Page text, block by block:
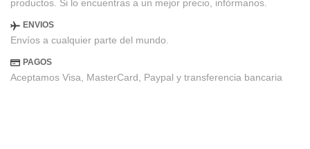
productos. Si lo encuentras a un mejor precio, infórmanos.
ENVIOS
Envíos a cualquier parte del mundo.
PAGOS
Aceptamos Visa, MasterCard, Paypal y transferencia bancaria